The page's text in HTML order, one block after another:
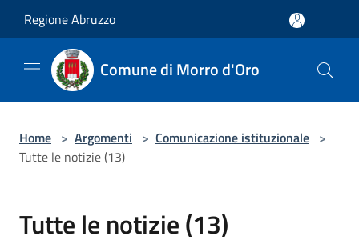
Regione Abruzzo
Comune di Morro d'Oro
Home > Argomenti > Comunicazione istituzionale >
Tutte le notizie (13)
Tutte le notizie (13)